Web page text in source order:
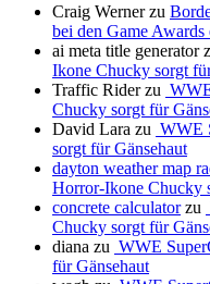
Craig Wernerzu
bei den Game Awards
ai meta title generator
Ikone Chucky sorgt
Traffic Riderzu
Chucky sorgt für
David Lara zu WWE
sorgt für Gänsehaut
dayton weather map
Horror-Ikone Chucky
concrete calculatorzu
Chucky sorgt für
diana zu WWE
für Gänsehaut